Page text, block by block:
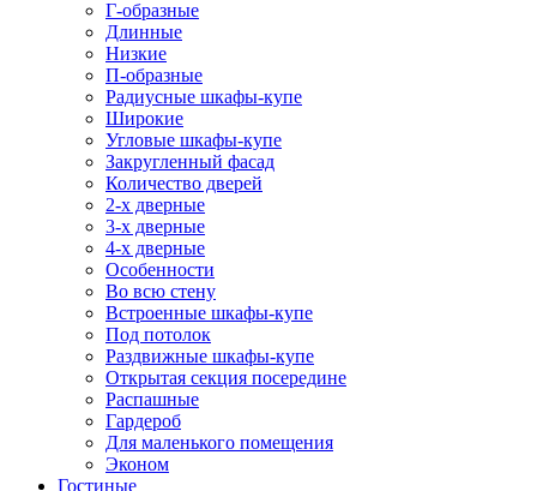
Г-образные
Длинные
Низкие
П-образные
Радиусные шкафы-купе
Широкие
Угловые шкафы-купе
Закругленный фасад
Количество дверей
2-х дверные
3-х дверные
4-х дверные
Особенности
Во всю стену
Встроенные шкафы-купе
Под потолок
Раздвижные шкафы-купе
Открытая секция посередине
Распашные
Гардероб
Для маленького помещения
Эконом
Гостиные